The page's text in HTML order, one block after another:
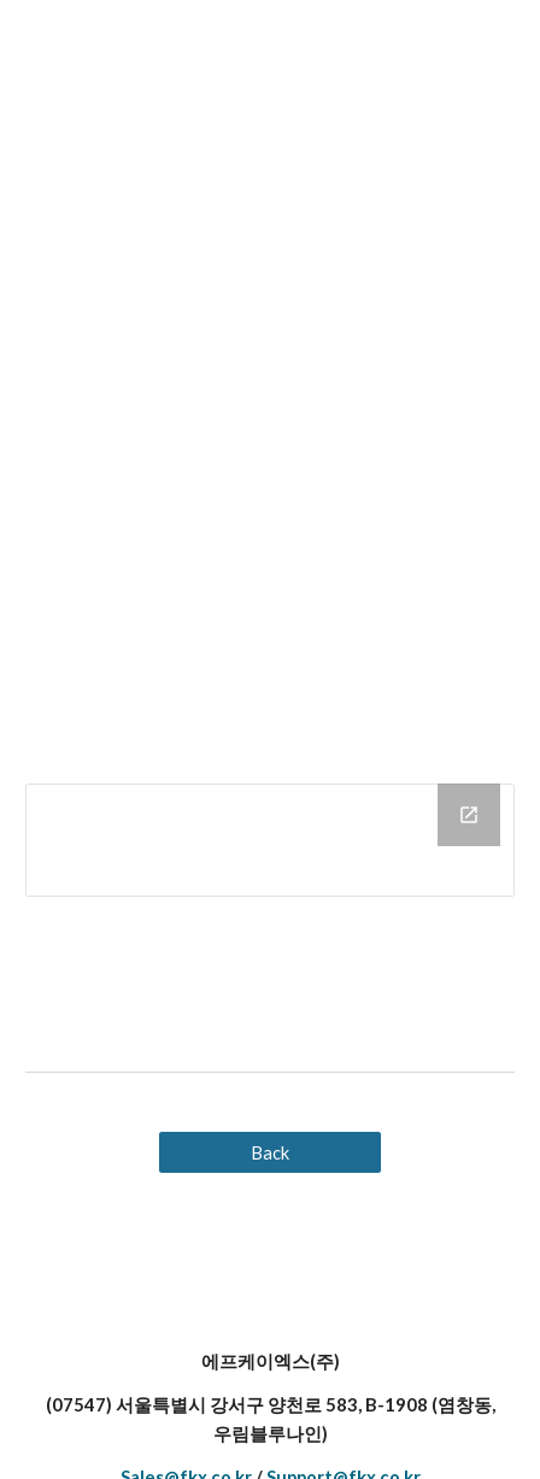
Back
에프케이엑스(주)
(07547) 서울특별시 강서구 양천로 583, B-1908 (염창동,
우림블루나인)